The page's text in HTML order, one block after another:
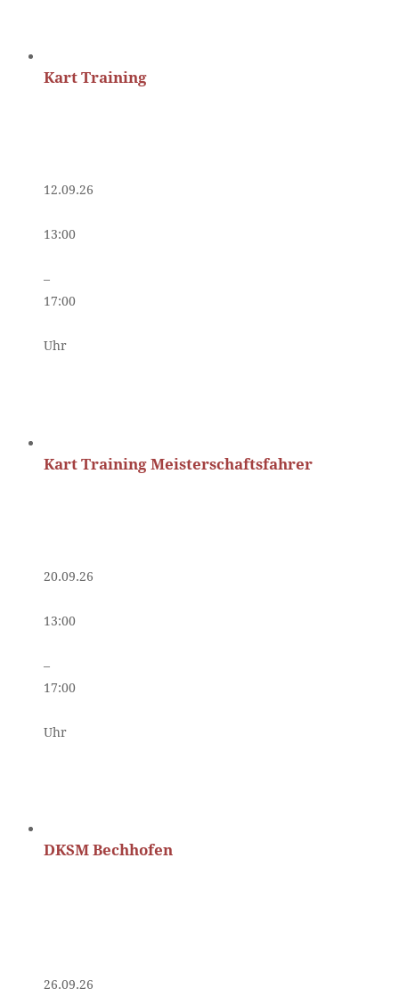
Kart Training
12.09.26
13:00
–
17:00
Uhr
Kart Training Meisterschaftsfahrer
20.09.26
13:00
–
17:00
Uhr
DKSM Bechhofen
26.09.26